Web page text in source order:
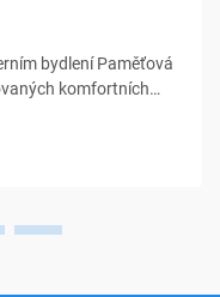
bydlení Paměťová
komfortních